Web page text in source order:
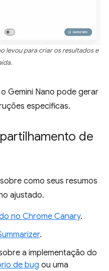
levou para criar os resultados e
Gemini Nano pode gerar
específicas.
de
como seus resumos
ajustado.
no Chrome Canary.
.
a implementação do
de bug ou uma